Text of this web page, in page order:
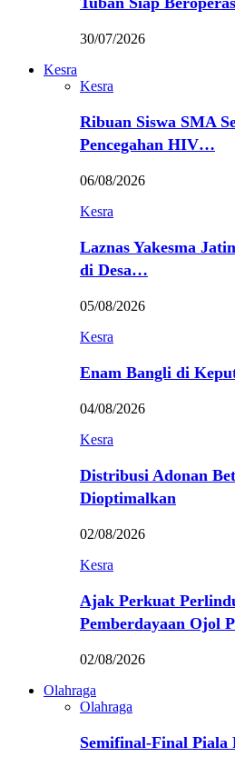
30/07/2026
Kesra
Kesra
Ribuan Siswa SMA
Pencegahan HIV…
06/08/2026
Kesra
Laznas Yakesma
di Desa…
05/08/2026
Kesra
Enam Bangli di
04/08/2026
Kesra
Distribusi Adonan
Dioptimalkan
02/08/2026
Kesra
Ajak Perkuat
Pemberdayaan Ojol
02/08/2026
Olahraga
Olahraga
Semifinal-Final Piala